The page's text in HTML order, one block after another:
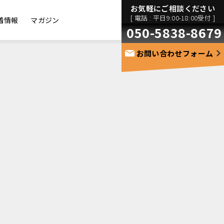
情報 マガジン
お気軽にご相談ください
[ 電話 : 平日9:00-18:00受付 ]
050-5838-8679
お問い合わせフォーム